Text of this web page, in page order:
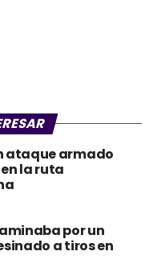
ataque armado
la ruta
por un
a tiros en